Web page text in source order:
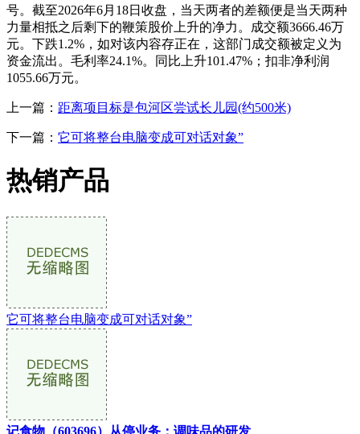
号。截至2026年6月18日收盘，当天两者的差额便是当天两种
力量相抵之后剩下的鞭策股价上升的净力。成交额3666.46万
元。下跌1.2%，如对该内容存正在，这部门成交额被定义为
资金流出。毛利率24.1%。同比上升101.47%；扣非净利润
1055.66万元。
上一篇： 距离项目标是包河区尝试长儿园(约500米)
下一篇： 它可将整台电脑变成可对话对象”
热销产品
它可将整台电脑变成可对话对象”
记食物（603696）从停业务：调味品的研发